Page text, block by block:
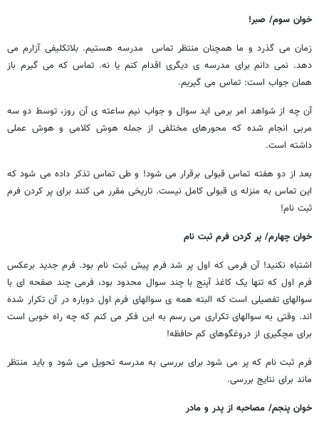
خوان سوم/ صبر!
زمان می گذرد و ما همچنان منتظر تماس مدرسه هستیم. بلاتکلیفی آزارم می
دهد. نمی دانم برای مدرسه ی دیگری اقدام کنم یا نه. تماس که می گیرم باز
همان جواب است: تماس می گیریم.
آن چه از شواهد امر برمی اید سوال و جواب نیم ساعته ی آن روز، توسط دو سه
مربی انجام شده که محورهای مختلفی از جمله هوش کلامی و هوش عملی
داشته است.
بعد از دو هفته تماس قبولی برقرار می شود! و طی تماس تذکر داده می شود که
این تماس به منزله ی قبولی کامل نیست. تاریخی مقرر می کنند برای پر کردن فرم
ثبت نام!
خوان چهارم/ پر کردن فرم ثبت نام
اشتباه نکنید! آن فرمی که اول پر شد فرم پیش ثبت نام بود. فرم جدید برعکس
فرم اول که تنها یک کاغذ آپنج با چند سوال محدود بود، فرمی چند صفحه ای با
سوالهای تفصیلی است که البته همه ی سوالهای فرم اول دوباره در آن تکرار شده
اند. وقتی به سوالهای تکراری می رسم به این فکر می کنم که چه راه خوبی است
برای مچگیری از دروغگوهای کم حافظه!
فرم ثبت نام که پر می شود برای بررسی به مدرسه تحویل می شود و باید منتظر
ماند برای نتایج بررسی.
خوان پنجم/ مصاحبه از پدر و مادر